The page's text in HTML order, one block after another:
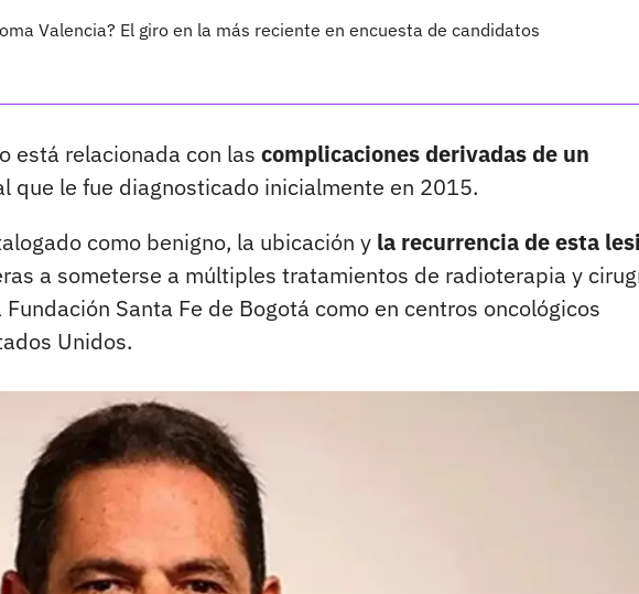
Valencia? El giro en la más reciente en encuesta de candidatos
está relacionada con las complicaciones derivadas de un
que le fue diagnosticado inicialmente en 2015.
como benigno, la ubicación y la recurrencia de esta
a someterse a múltiples tratamientos de radioterapia y
Santa Fe de Bogotá como en centros oncológicos
Unidos.